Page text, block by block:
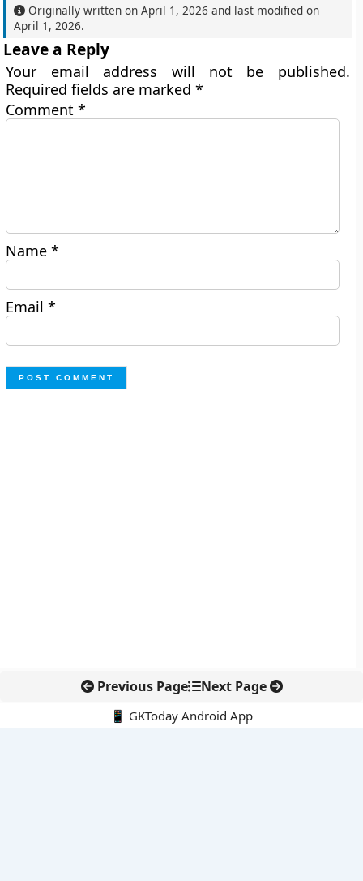
Originally written onApril 1, 2026 and last modified on
April 1, 2026.
Leave a Reply
Your email address will not be published.
Required fields are marked*
Comment*
Name*
Email*
Previous Page Next Page
📱 GKToday Android App